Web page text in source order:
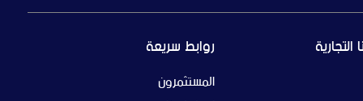
التجارية روابط سريعة
المستثمرون